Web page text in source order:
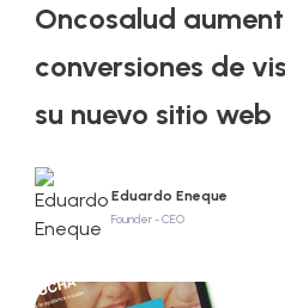
Oncosalud
conversiones de
su nuevo sitio web
Eduardo Eneque
Founder - CEO